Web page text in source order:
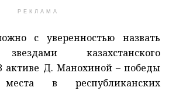
РЕКЛАМА
с уверенностью назвать
казахстанского
активе Д. Манохиной – победы
в республиканских